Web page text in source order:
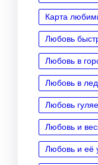
Карта
Любовь
Любовь в
Любовь в
Любовь
Любовь и
Любовь и её